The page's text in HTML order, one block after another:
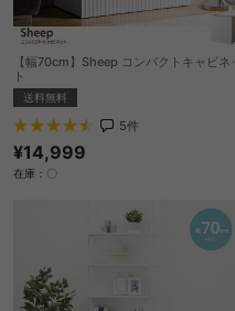
【幅70cm】Sheep コンパクトキャビネ
ト
送料無料
5件
¥14,999
在庫：〇